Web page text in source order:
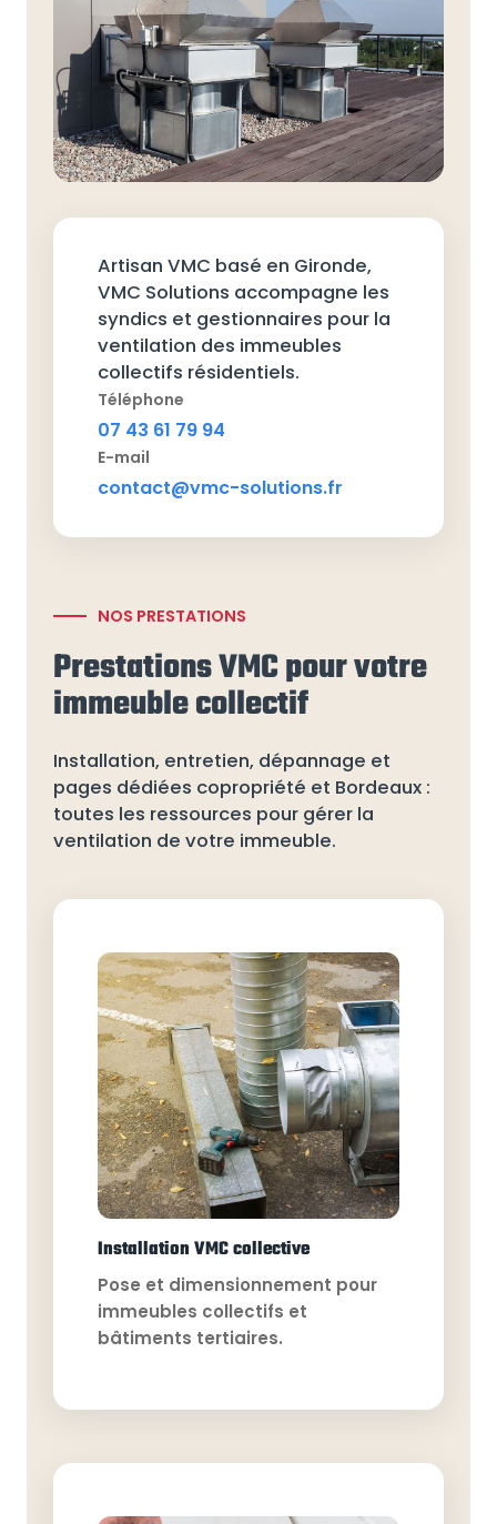
Artisan VMC basé en Gironde,
VMC Solutions accompagne les
syndics et gestionnaires pour la
ventilation des immeubles
collectifs résidentiels.
Téléphone
07 43 61 79 94
E-mail
contact@vmc-solutions.fr
NOS PRESTATIONS
Prestations VMC pour votre
immeuble collectif
Installation, entretien, dépannage et
pages dédiées copropriété et Bordeaux :
toutes les ressources pour gérer la
ventilation de votre immeuble.
Installation VMC collective
Pose et dimensionnement pour
immeubles collectifs et
bâtiments tertiaires.